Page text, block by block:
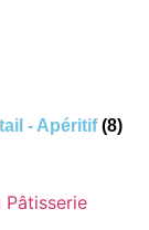
- Apéritif(8)